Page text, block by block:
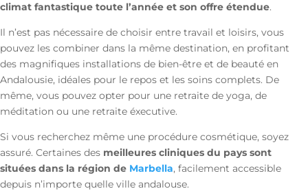
climat fantastique toute l’année et son offre étendue.
Il n’est pas nécessaire de choisir entre travail et loisirs, vous
pouvez les combiner dans la même destination, en profitant
des magnifiques installations de bien-être et de beauté en
Andalousie, idéales pour le repos et les soins complets. De
même, vous pouvez opter pour une retraite de yoga, de
méditation ou une retraite éxecutive.
Si vous recherchez même une procédure cosmétique, soyez
assuré. Certaines des meilleures cliniques du pays sont
situées dans la région de Marbella, facilement accessible
depuis n’importe quelle ville andalouse.